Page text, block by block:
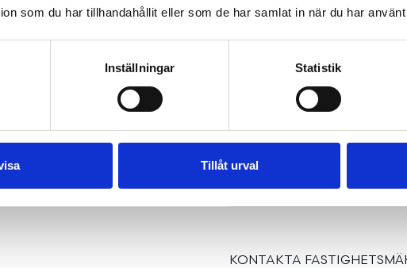
som du har tillhandahållit eller som de har samlat in när du har
Inställningar Statistik
Tillåt urval
KONTAKTA